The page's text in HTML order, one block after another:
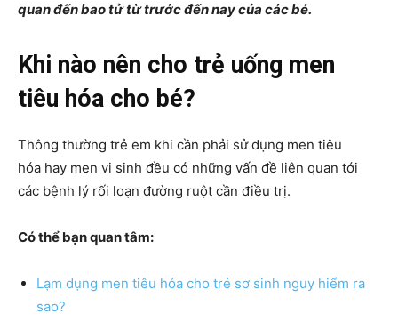
quan đến bao tử từ trước đến nay của các bé.
Khi nào nên cho trẻ uống men
tiêu hóa cho bé?
Thông thường trẻ em khi cần phải sử dụng men tiêu
hóa hay men vi sinh đều có những vấn đề liên quan tới
các bệnh lý rối loạn đường ruột cần điều trị.
Có thể bạn quan tâm:
Lạm dụng men tiêu hóa cho trẻ sơ sinh nguy hiểm ra
sao?